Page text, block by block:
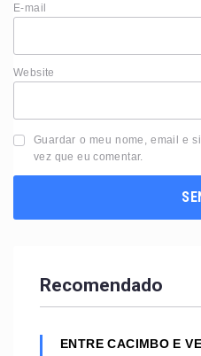
E-
Website
Guardar o meu nome, email e
vez que eu comentar.
Recomendado
ENTRE CACIMBO E